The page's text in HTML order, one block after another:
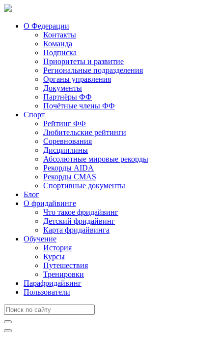
О Федерации
Контакты
Команда
Подписка
Приоритеты и развитие
Региональные подразделения
Органы управления
Документы
Партнёры ФФ
Почётные члены ФФ
Спорт
Рейтинг ФФ
Любительские рейтинги
Соревнования
Дисциплины
Абсолютные мировые рекорды
Рекорды AIDA
Рекорды CMAS
Спортивные документы
Блог
О фридайвинге
Что такое фридайвинг
Детский фридайвинг
Карта фридайвинга
Обучение
История
Курсы
Путешествия
Тренировки
Парафридайвинг
Пользователи